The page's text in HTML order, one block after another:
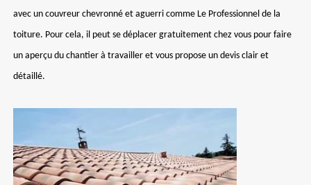
avec un couvreur chevronné et aguerri comme Le Professionnel de la
toiture. Pour cela, il peut se déplacer gratuitement chez vous pour faire
un aperçu du chantier à travailler et vous propose un devis clair et
détaillé.